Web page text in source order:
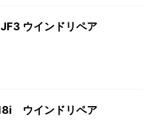
ウインドリペア
ウインドリペア